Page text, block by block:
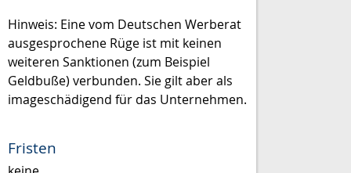
Hinweis: Eine vom Deutschen Werberat
ausgesprochene Rüge ist mit keinen
weiteren Sanktionen (zum Beispiel
Geldbuße) verbunden. Sie gilt aber als
imageschädigend für das Unternehmen.
Fristen